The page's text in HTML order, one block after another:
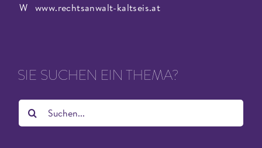
W www.rechtsanwalt-kaltseis.at
SIE SUCHEN EIN THEMA?
Suche
nach: